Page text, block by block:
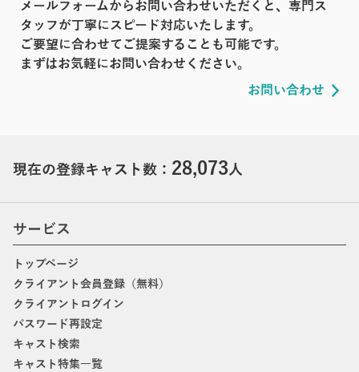
メールフォームからお問い合わせいただくと、専門ス
タッフが丁寧にスピード対応いたします。
ご要望に合わせてご提案することも可能です。
まずはお気軽にお問い合わせください。
お問い合わせ
現在の登録キャスト数： 28,073人
サービス
トップページ
クライアント会員登録（無料）
クライアントログイン
パスワード再設定
キャスト検索
キャスト特集一覧